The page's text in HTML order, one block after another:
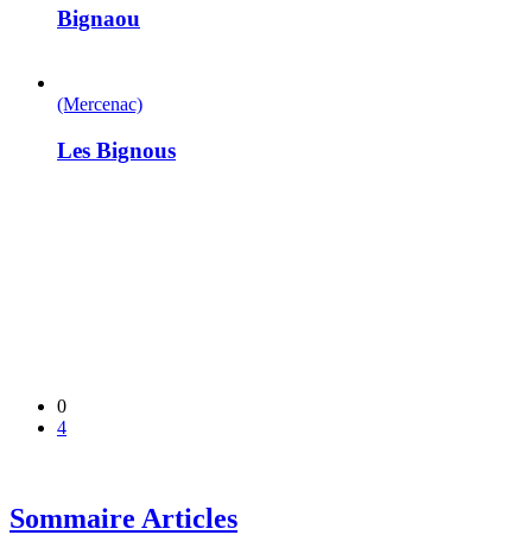
Bignaou
(Mercenac)
Les Bignous
0
4
Sommaire Articles